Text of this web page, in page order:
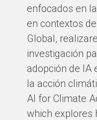
enfocados en
en contextos
Global,
investigación
adopción de IA
la acción
AI for Climate
which explores